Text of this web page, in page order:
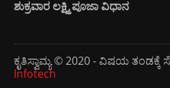
ಶುಕ್ರವಾರ ಲಕ್ಷ್ಮಿ ಪೂಜಾ ವಿಧಾನ
ಕೃತಿಸ್ವಾಮ್ಯ © 2020 - ವಿಷಯ ತಂಡಕ್ಕೆ
Infotech